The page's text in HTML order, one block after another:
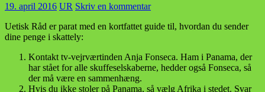
19. april 2016 UR Skriv en kommentar
Uetisk Råd er parat med en kortfattet guide til, hvordan du sender
dine penge i skattely:
Kontakt tv-vejrværtinden Anja Fonseca. Ham i Panama, der
har stået for alle skuffeselskaberne, hedder også Fonseca, så
der må være en sammenhæng.
Hvis du ikke stoler på Panama, så vælg Afrika i stedet. Svar